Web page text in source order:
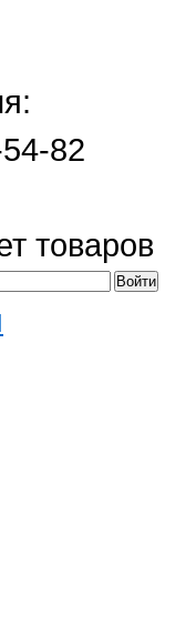
82
товаров